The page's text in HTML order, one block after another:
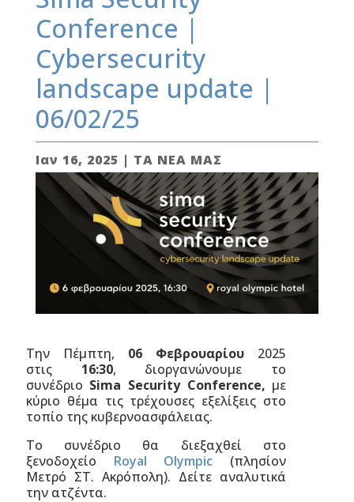
Conference |
Cybersecurity
landscape update |
06/02/25
Ιαν 16, 2025 | ΤΑ ΝΕΑ ΜΑΣ
Την Πέμπτη, 06 Φεβρουαρίου 2025
στις 16:30, διοργανώνουμε το
συνέδριο Sima Security Conference, με
κύριο θέμα τις τρέχουσες εξελίξεις στο
τοπίο της κυβερνοασφάλειας.
Το συνέδριο θα διεξαχθεί στο
ξενοδοχείο Royal Olympic (πλησίον
Μετρό ΣΤ. Ακρόπολη). Δείτε αναλυτικά
την ατζέντα.